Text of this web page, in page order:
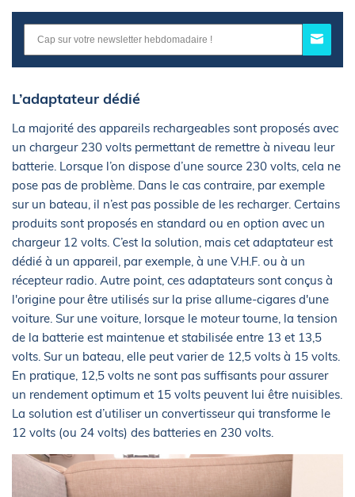
L’adaptateur dédié
La majorité des appareils rechargeables sont proposés avec
un chargeur 230 volts permettant de remettre à niveau leur
batterie. Lorsque l’on dispose d’une source 230 volts, cela ne
pose pas de problème. Dans le cas contraire, par exemple
sur un bateau, il n’est pas possible de les recharger. Certains
produits sont proposés en standard ou en option avec un
chargeur 12 volts. C’est la solution, mais cet adaptateur est
dédié à un appareil, par exemple, à une V.H.F. ou à un
récepteur radio. Autre point, ces adaptateurs sont conçus à
l'origine pour être utilisés sur la prise allume-cigares d'une
voiture. Sur une voiture, lorsque le moteur tourne, la tension
de la batterie est maintenue et stabilisée entre 13 et 13,5
volts. Sur un bateau, elle peut varier de 12,5 volts à 15 volts.
En pratique, 12,5 volts ne sont pas suffisants pour assurer
un rendement optimum et 15 volts peuvent lui être nuisibles.
La solution est d’utiliser un convertisseur qui transforme le
12 volts (ou 24 volts) des batteries en 230 volts.